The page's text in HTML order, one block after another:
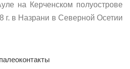
на Керченском полуострове
г. в Назрани в Северной Осетии